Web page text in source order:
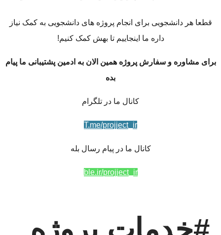
قطعا هر دانشجویی برای انجام پروژه های دانشجویی به کمک نیاز
داره ما اینجاییم تا بهش کمک کنیم!
برای مشاوره و سفارش پروژه همین الان به ادمین پشتیبانی ما پیام
بده
کانال ما در تلگرام
T.me/projject_ir
کانال ما در پیام رسال بله
ble.ir/projject_ir